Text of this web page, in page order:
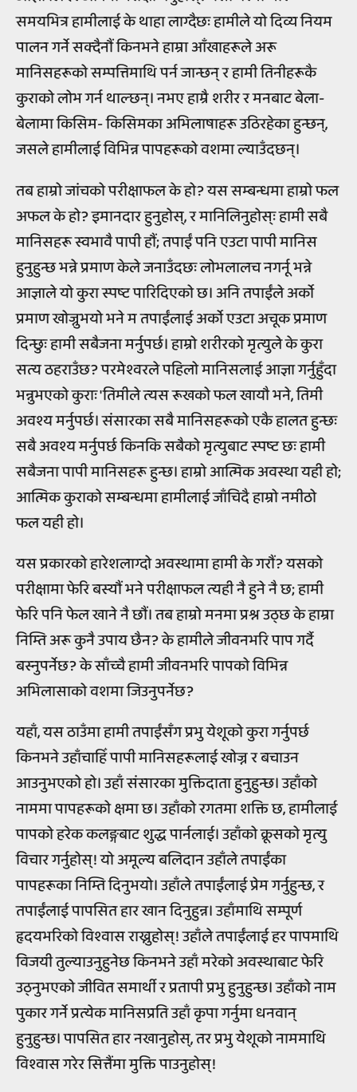
समयभित्र हामीलाई के थाहा लाग्दैछः हामीले यो दिव्य नियम
पालन गर्ने सक्दैनौं किनभने हाम्रा आँखाहरूले अरू
मानिसहरूको सम्पत्तिमाथि पर्न जान्छन् र हामी तिनीहरूकै
कुराको लोभ गर्न थाल्छन्। नभए हाम्रै शरीर र मनबाट बेला-
बेलामा किसिम- किसिमका अभिलाषाहरू उठिरहेका हुन्छन्,
जसले हामीलाई विभिन्न पापहरूको वशमा ल्याउँदछन्।
तब हाम्रो जांचको परीक्षाफल के हो? यस सम्बन्धमा हाम्रो फल
अफल के हो? इमानदार हुनुहोस्, र मानिलिनुहोस्ः हामी सबै
मानिसहरू स्वभावै पापी हौं; तपाईं पनि एउटा पापी मानिस
हुनुहुन्छ भन्ने प्रमाण केले जनाउँदछः लोभलालच नगर्नू भन्ने
आज्ञाले यो कुरा स्पष्ट पारिदिएको छ। अनि तपाईंले अर्को
प्रमाण खोज्नुभयो भने म तपाईंलाई अर्को एउटा अचूक प्रमाण
दिन्छुः हामी सबैजना मर्नुपर्छ। हाम्रो शरीरको मृत्युले के कुरा
सत्य ठहराउँछ? परमेश्वरले पहिलो मानिसलाई आज्ञा गर्नुहुँदा
भन्नुभएको कुराः 'तिमीले त्यस रूखको फल खायौ भने, तिमी
अवश्य मर्नुपर्छ। संसारका सबै मानिसहरूको एकै हालत हुन्छः
सबै अवश्य मर्नुपर्छ किनकि सबैको मृत्युबाट स्पष्ट छः हामी
सबैजना पापी मानिसहरू हुन्छ। हाम्रो आत्मिक अवस्था यही हो;
आत्मिक कुराको सम्बन्धमा हामीलाई जाँचिदै हाम्रो नमीठो
फल यही हो।
यस प्रकारको हारेशलाग्दो अवस्थामा हामी के गरौं? यसको
परीक्षामा फेरि बस्यौं भने परीक्षाफल त्यही नै हुने नै छ; हामी
फेरि पनि फेल खाने नै छौं। तब हाम्रो मनमा प्रश्न उठ्छ के हाम्रा
निम्ति अरू कुनै उपाय छैन? के हामीले जीवनभरि पाप गर्दै
बस्नुपर्नेछ? के साँच्चै हामी जीवनभरि पापको विभिन्न
अभिलासाको वशमा जिउनुपर्नेछ?
यहाँ, यस ठाउँमा हामी तपाईंसँग प्रभु येशूको कुरा गर्नुपर्छ
किनभने उहाँचाहिँ पापी मानिसहरूलाई खोज्न र बचाउन
आउनुभएको हो। उहाँ संसारका मुक्तिदाता हुनुहुन्छ। उहाँको
नाममा पापहरूको क्षमा छ। उहाँको रगतमा शक्ति छ, हामीलाई
पापको हरेक कलङ्गबाट शुद्ध पार्नलाई। उहाँको क्रूसको मृत्यु
विचार गर्नुहोस्! यो अमूल्य बलिदान उहाँले तपाईंका
पापहरूका निम्ति दिनुभयो। उहाँले तपाईंलाई प्रेम गर्नुहुन्छ, र
तपाईंलाई पापसित हार खान दिनुहुन्न। उहाँमाथि सम्पूर्ण
हृदयभरिको विश्वास राख्नुहोस्! उहाँले तपाईंलाई हर पापमाथि
विजयी तुल्याउनुहुनेछ किनभने उहाँ मरेको अवस्थाबाट फेरि
उठ्नुभएको जीवित समार्थी र प्रतापी प्रभु हुनुहुन्छ। उहाँको नाम
पुकार गर्ने प्रत्येक मानिसप्रति उहाँ कृपा गर्नुमा धनवान्
हुनुहुन्छ। पापसित हार नखानुहोस्, तर प्रभु येशूको नाममाथि
विश्वास गरेर सित्तैंमा मुक्ति पाउनुहोस्!